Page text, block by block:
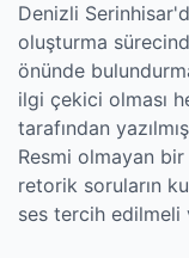
Denizli
oluşturma
önünde
ilgi çekici olması
tarafından
Resmi olmayan
retorik soruların
ses tercih edilmeli